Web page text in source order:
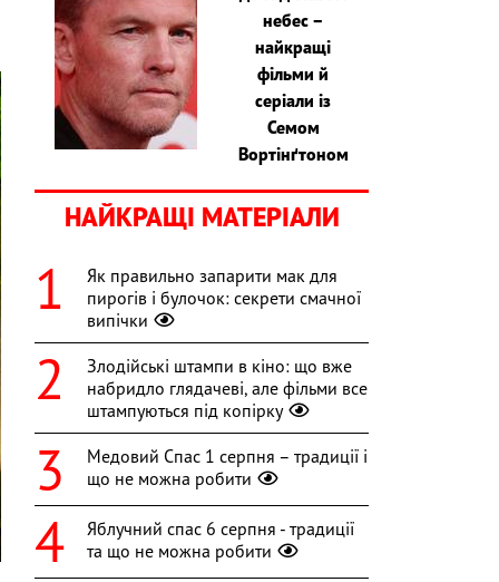
небес –
найкращі
фільми й
серіали із
Семом
Вортінґтоном
НАЙКРАЩІ МАТЕРІАЛИ
Як правильно запарити мак для
пирогів і булочок: секрети смачної
випічки
Злодійські штампи в кіно: що вже
набридло глядачеві, але фільми все
штампуються під копірку
Медовий Спас 1 серпня – традиції і
що не можна робити
Яблучний спас 6 серпня - традиції
та що не можна робити